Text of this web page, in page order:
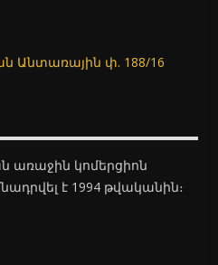
Անտառային փ. 188/16
առաջին կոմերցիոն
է 1994 թվականին։